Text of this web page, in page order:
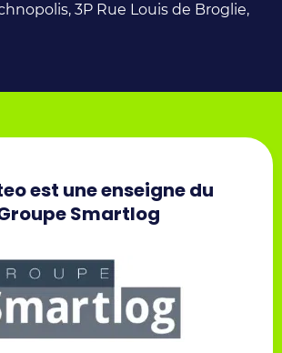
3P Rue Louis de Broglie,
est une enseigne du
Smartlog